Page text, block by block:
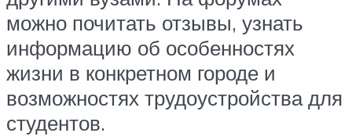
можно почитать отзывы, узнать
информацию об особенностях
жизни в конкретном городе и
возможностях трудоустройства для
студентов.